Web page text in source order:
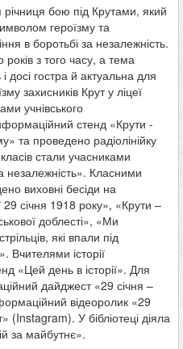
річниця бою під Крутами, який
героїзму та
в боротьбі за незалежність.
з того часу, а тема
досі гостра й актуальна для
захисників Крут у ліцеї
учнівського
стенд «Крути -
та проведено радіолінійку
стали учасниками
незалежність». Класними
виховні бесіди на
29 січня 1918 року», «Крути –
доблесті», «Ми
які впали під
Вчителями історії
«Цей день в історії». Для
дайджест «29 січня –
відеоролик «29
(Instagram). У бібліотеці діяла
за майбутнє».